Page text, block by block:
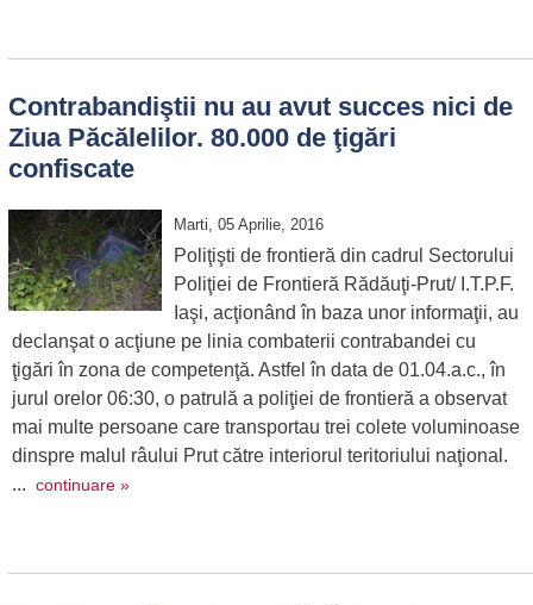
Contrabandiştii nu au avut succes nici de
Ziua Păcălelilor. 80.000 de ţigări
confiscate
Marti, 05 Aprilie, 2016
Poliţişti de frontieră din cadrul Sectorului
Poliţiei de Frontieră Rădăuţi-Prut/ I.T.P.F.
Iaşi, acţionând în baza unor informaţii, au
declanşat o acţiune pe linia combaterii contrabandei cu
ţigări în zona de competenţă. Astfel în data de 01.04.a.c., în
jurul orelor 06:30, o patrulă a poliţiei de frontieră a observat
mai multe persoane care transportau trei colete voluminoase
dinspre malul râului Prut către interiorul teritoriului naţional.
... continuare »